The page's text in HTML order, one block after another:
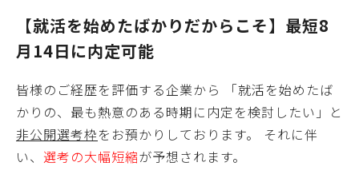
【就活を始めたばかりだからこそ】最短8
月14日に内定可能
皆様のご経歴を評価する企業から 「就活を始めたば
かりの、最も熱意のある時期に内定を検討したい」と
非公開選考枠をお預かりしております。 それに伴
い、 選考の大幅短縮が予想されます。